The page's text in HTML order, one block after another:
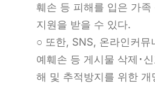
훼손 등 피해를 입은 가족
지원을 받을 수 있다.
○ 또한, SNS, 온라인커뮤
예훼손 등 게시물 삭제･
해 및 추적방지를 위한 개